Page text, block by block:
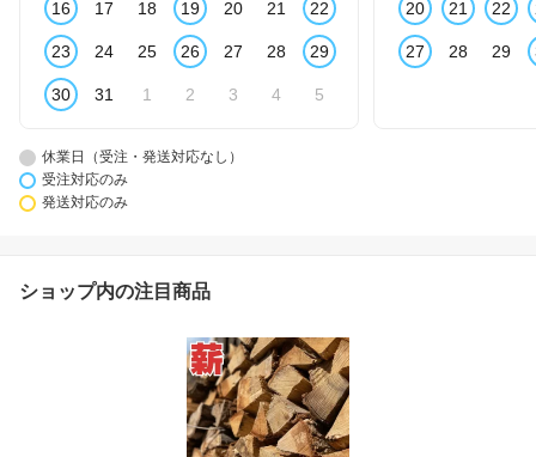
16 17 18 19 20 21 22
23 24 25 26 27 28 29
30 31 1 2 3 4 5
20 21 22
27 28 29
休業日（受注・発送対応なし）
受注対応のみ
発送対応のみ
ショップ内の注目商品